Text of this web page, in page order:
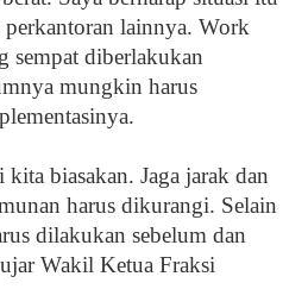
lainnya. Work
sempat diberlakukan
mungkin harus
biasakan. Jaga jarak dan
harus dikurangi. Selain
dilakukan sebelum dan
Wakil Ketua Fraksi